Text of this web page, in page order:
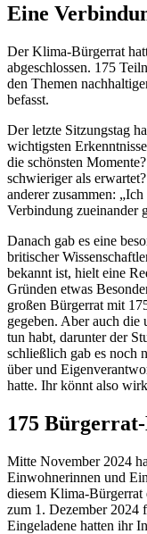
Eine
Der Klima-Bürgerrat
abgeschlossen. 175
den Themen
befasst.
Der letzte Sitzungstag
wichtigsten
die schönsten
schwieriger als
anderer zusammen:
Verbindung zueinander
Danach gab es eine
britischer
bekannt ist, hielt eine
Gründen etwas
großen Bürgerrat mit
gegeben. Aber auch
tun habt, darunter der
schließlich gab es noch
über und
hatte. Ihr könnt also
175
Mitte November 2024
Einwohnerinnen und
diesem Klima-Bürgerrat
zum 1. Dezember 2024
Eingeladene hatten ihr